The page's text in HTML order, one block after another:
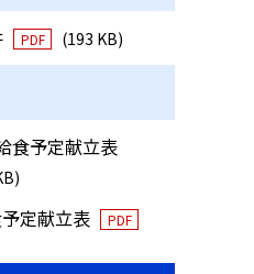
PDF (193 KB)
食予定献立表
定献立表 PDF